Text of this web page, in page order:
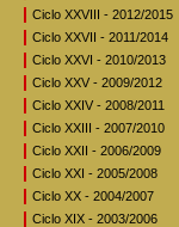
Ciclo XXVIII - 2012/2015
Ciclo XXVII - 2011/2014
Ciclo XXVI - 2010/2013
Ciclo XXV - 2009/2012
Ciclo XXIV - 2008/2011
Ciclo XXIII - 2007/2010
Ciclo XXII - 2006/2009
Ciclo XXI - 2005/2008
Ciclo XX - 2004/2007
Ciclo XIX - 2003/2006